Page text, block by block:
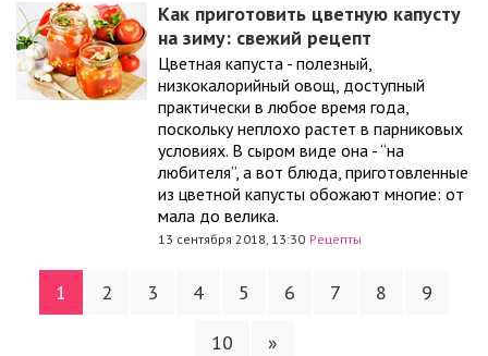
Как приготовить цветную капусту
на зиму: свежий рецепт
Цветная капуста - полезный,
низкокалорийный овощ, доступный
практически в любое время года,
поскольку неплохо растет в парниковых
условиях. В сыром виде она - “на
любителя”, а вот блюда, приготовленные
из цветной капусты обожают многие: от
мала до велика.
13 сентября 2018, 13:30 Рецепты
1 2 3 4 5 6 7 8
9
10
»